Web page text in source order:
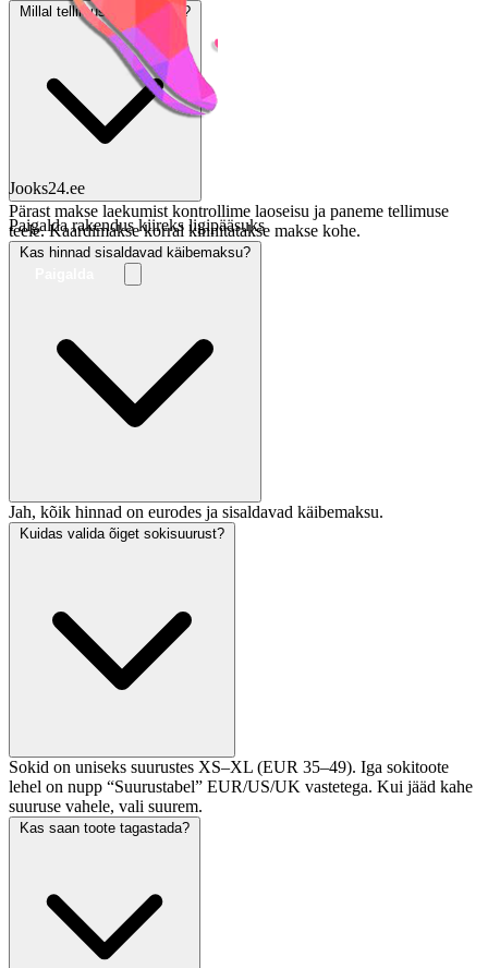
Millal tellimus saadetakse?
Pärast makse laekumist kontrollime laoseisu ja paneme tellimuse
teele. Kaardimakse korral kinnitatakse makse kohe.
Kas hinnad sisaldavad käibemaksu?
Jah, kõik hinnad on eurodes ja sisaldavad käibemaksu.
Kuidas valida õiget sokisuurust?
Sokid on uniseks suurustes XS–XL (EUR 35–49). Iga sokitoote
lehel on nupp “Suurustabel” EUR/US/UK vastetega. Kui jääd kahe
suuruse vahele, vali suurem.
Kas saan toote tagastada?
Jooks24.ee
Paigalda rakendus kiireks ligipääsuks